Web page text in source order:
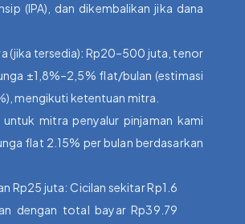
(IPA), dan dikembalikan jika dana
(jika tersedia): Rp20–500 juta, tenor
±1,8%–2,5% flat/bulan (estimasi
mengikuti ketentuan mitra.
untuk mitra penyalur pinjaman kami
flat 2.15% per bulan berdasarkan
Rp25 juta: Cicilan sekitar Rp1.6
dengan total bayar Rp39.79